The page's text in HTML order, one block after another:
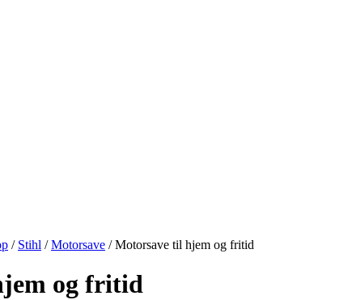
/ Stihl / Motorsave / Motorsave til hjem og fritid
og fritid